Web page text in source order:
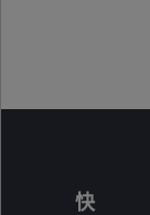
快